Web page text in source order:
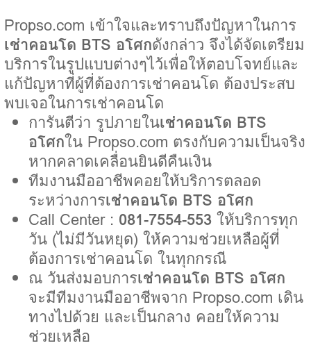
Propso.com เข้าใจและทราบถึงปัญหาในการ
เช่าคอนโด BTS อโศกดังกล่าว จึงได้จัดเตรียม
บริการในรูปแบบต่างๆไว้เพื่อให้ตอบโจทย์และ
แก้ปัญหาที่ผู้ที่ต้องการเช่าคอนโด ต้องประสบ
พบเจอในการเช่าคอนโด
การันตีว่า รูปภายในเช่าคอนโด BTS
อโศกใน Propso.com ตรงกับความเป็นจริง
หากคลาดเคลื่อนยินดีคืนเงิน
ทีมงานมืออาชีพคอยให้บริการตลอด
ระหว่างการเช่าคอนโด BTS อโศก
Call Center : 081-7554-553 ให้บริการทุก
วัน (ไม่มีวันหยุด) ให้ความช่วยเหลือผู้ที่
ต้องการเช่าคอนโด ในทุกกรณี
ณ วันส่งมอบการเช่าคอนโด BTS อโศก
จะมีทีมงานมืออาชีพจาก Propso.com เดิน
ทางไปด้วย และเป็นกลาง คอยให้ความ
ช่วยเหลือ